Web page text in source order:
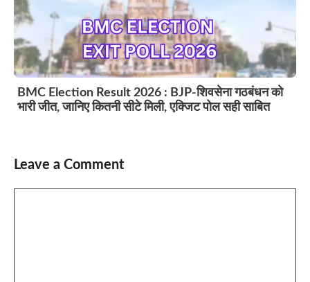
BMC Election Result 2026 : BJP-शिवसेना गठबंधन को
भारी जीत, जानिए कितनी सीटे मिली, एक्जिट पोल सही साबित
Leave a Comment